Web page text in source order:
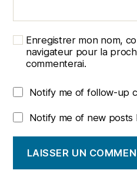
Enregistrer mon nom,
navigateur pour la
commenterai.
Notify me of follow-up
Notify me of new posts